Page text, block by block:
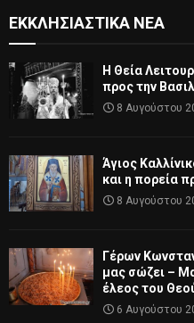
ΕΚΚΛΗΣΙΑΣΤΙΚΆ ΝΈΑ
Η Θεία
προς την
8 Αυγούστου
Άγιος
και η πορεία
8 Αυγούστου
Γέρων
μας σώζει –
έλεος του
6 Αυγούστου